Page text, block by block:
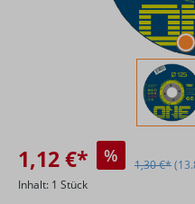
1,12 €* % 1,30 €*
Inhalt: 1 Stück